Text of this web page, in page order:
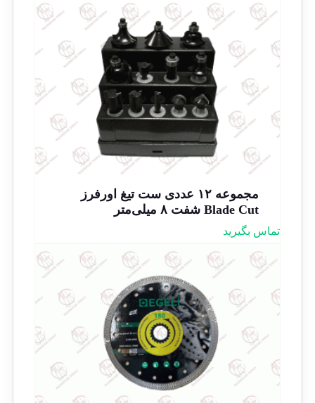
مجموعه ۱۲ عددی ست تیغ اورفرز
Blade Cut شفت ۸ میلی‌متر
تماس بگیرید